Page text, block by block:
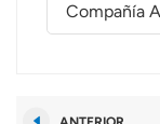
Compañía